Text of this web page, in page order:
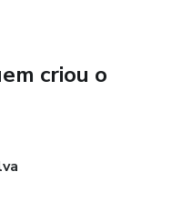
DRIVE ).
o seu
criou o